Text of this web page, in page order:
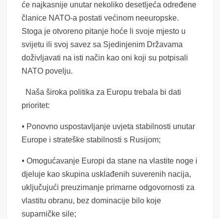
će najkasnije unutar nekoliko desetljeća određene
članice NATO-a postati većinom neeuropske.
Stoga je otvoreno pitanje hoće li svoje mjesto u
svijetu ili svoj savez sa Sjedinjenim Državama
doživljavati na isti način kao oni koji su potpisali
NATO povelju.
Naša široka politika za Europu trebala bi dati
prioritet:
• Ponovno uspostavljanje uvjeta stabilnosti unutar
Europe i strateške stabilnosti s Rusijom;
•Omogućavanje Europi da stane na vlastite noge i
djeluje kao skupina usklađenih suverenih nacija,
uključujući preuzimanje primarne odgovornosti za
vlastitu obranu, bez dominacije bilo koje
suparničke sile;